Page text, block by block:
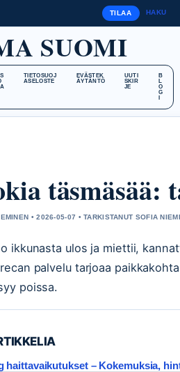
TILAA HAKU
SUOMI
TIETOSUOJ
ASELOSTE
EVÄSTEK
ÄYTÄNTÖ
UUTI
SKIR
JE
B
L
O
G
• 2026-05-07 • TARKISTANUT SOFIA NIEMI
ikkunasta ulos ja miettii,
palvelu tarjoaa
poissa.
haittavaikutukset – Kokemuksia,